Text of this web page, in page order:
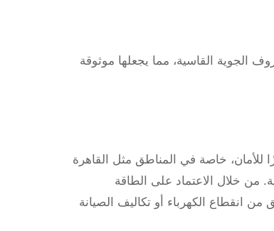
الجوية القاسية، مما يجعلها موثوقة
للأمان، خاصة في المناطق مثل القاهرة
من خلال الاعتماد على الطاقة
انقطاع الكهرباء أو تكاليف الصيانة